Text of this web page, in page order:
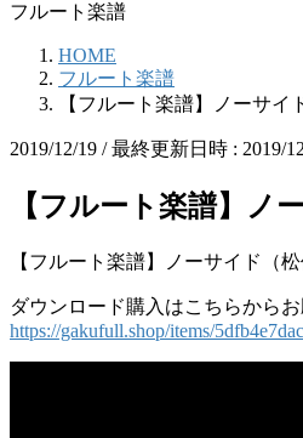
フルート楽譜
HOME
フルート楽譜
【フルート楽譜】ノーサイ
2019/12/19 / 最終更新日時 : 2019/
【フルート楽譜】ノ
【フルート楽譜】ノーサイド（
ダウンロード購入はこちらからお
https://gakufull.shop/items/